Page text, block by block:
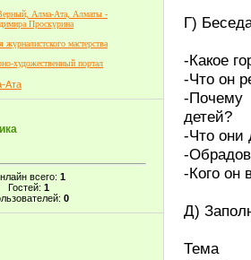
Алма-Ата, Алматы -
Проскурина
журналистского мастерства
художественный портал
Ата
всего: 1
Гостей: 1
0
Г)
-Какое
-Что он
-Почему
детей?
-Что они
-
-Кого он
Д)
Тема